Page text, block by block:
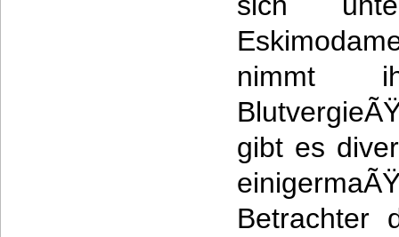
nimmt
gibt es
Betrachter